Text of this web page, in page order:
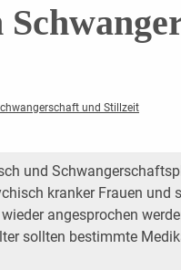
und Stillzeit
und
kranker Frauen und
angesprochen
sollten bestimmte